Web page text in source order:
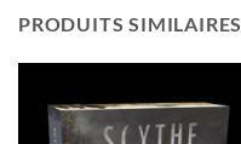
PRODUITS SIMILAIRES